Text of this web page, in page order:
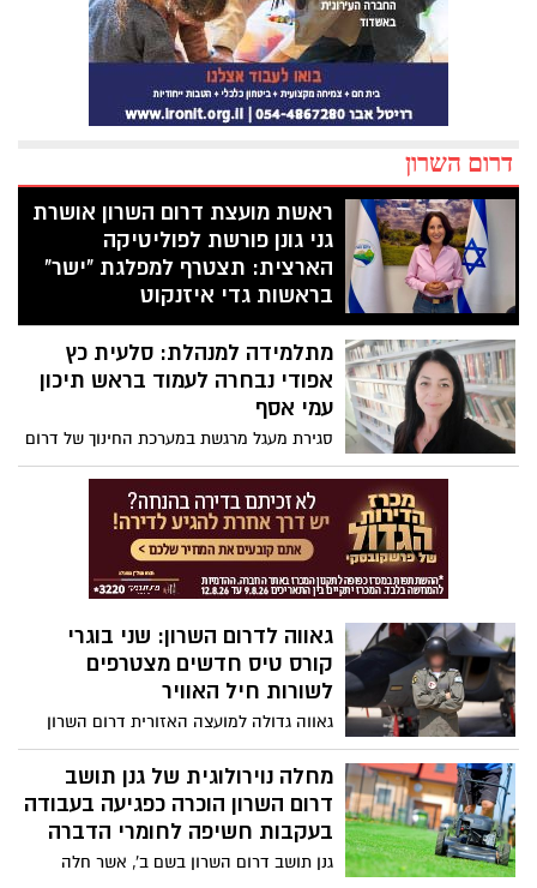
דרום השרון
ראשת מועצת דרום השרון אושרת
גני גונן פורשת לפוליטיקה
הארצית: תצטרף למפלגת "ישר"
בראשות גדי איזנקוט
ראשת המועצה האזורית דרום השרון, אושרת
גני גונן, הודיעה היום כי החליטה לעבור
מהעשייה המוניציפלית לזירה הארצית
ולהצטרף למפלגת "ישר" בראשות גדי
מתלמידה למנהלת: סלעית כץ
אפודי נבחרה לעמוד בראש תיכון
עמי אסף
סגירת מעגל מרגשת במערכת החינוך של דרום
השרון סלעית כץ אפודי, בת מושב גן חיים
ובוגרת בית הספר עמי אסף, נבחרה לנהל את
התיכון השש-שנתי שבו למדה, התחנכה
ובהמשך גם החלה את דרכה המקצועית
כאשת חינוך.
גאווה לדרום השרון: שני בוגרי
קורס טיס חדשים מצטרפים
לשורות חיל האוויר
גאווה גדולה למועצה האזורית דרום השרון
בטקס חגיגי שנערך ביום חמישי במוזיאון חיל
האוויר בחצרים, הוענקו כנפי הטיסה לבוגרי
קורס טיס 192, ובין המסיימים בלטו שני בני
המועצה.
מחלה נוירולוגית של גנן תושב
דרום השרון הוכרה כפגיעה בעבודה
בעקבות חשיפה לחומרי הדברה
גנן תושב דרום השרון בשם ב', אשר חלה